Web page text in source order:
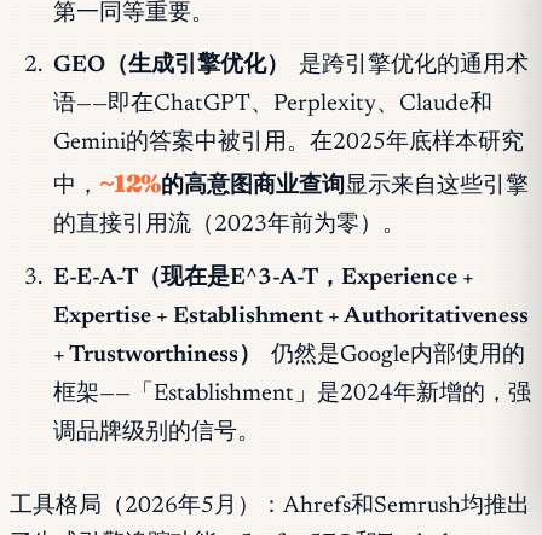
第一同等重要。
GEO（生成引擎优化）
是跨引擎优化的通用术
语——即在ChatGPT、Perplexity、Claude和
Gemini的答案中被引用。在2025年底样本研究
中， ~12%的高意图商业查询显示来自这些引擎
的直接引用流（2023年前为零）。
E-E-A-T（现在是E^3-A-T，Experience +
Expertise + Establishment + Authoritativeness
+ Trustworthiness）
仍然是Google内部使用的
框架——「Establishment」是2024年新增的，强
调品牌级别的信号。
工具格局（2026年5月）：Ahrefs和Semrush均推出